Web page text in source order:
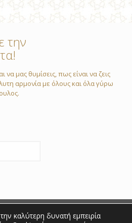
την
μας θυμίσεις, πως είναι να ζεις
αρμονία με όλους και όλα γύρω
καλύτερη δυνατή εμπειρία